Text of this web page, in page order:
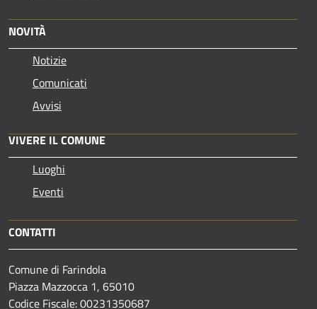
NOVITÀ
Notizie
Comunicati
Avvisi
VIVERE IL COMUNE
Luoghi
Eventi
CONTATTI
Comune di Farindola
Piazza Mazzocca 1, 65010
Codice Fiscale: 00231350687